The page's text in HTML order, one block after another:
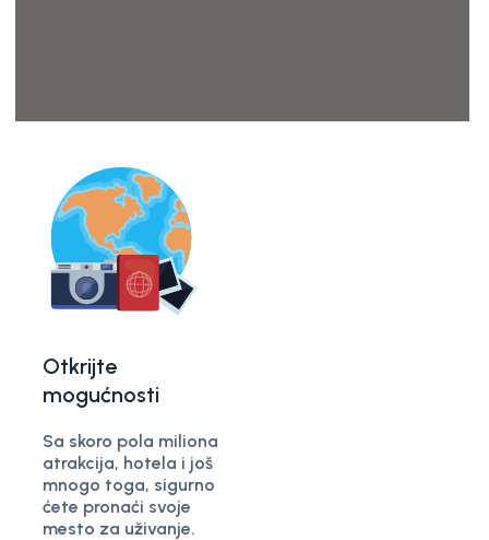
Otkrijte
mogućnosti
Sa skoro pola miliona
atrakcija, hotela i još
mnogo toga, sigurno
ćete pronaći svoje
mesto za uživanje.